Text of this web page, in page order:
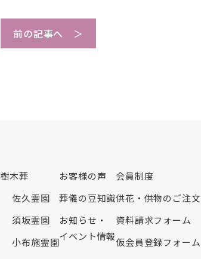
前の記事へ ＞
2024年5月
2024年4月
2024年2月
樹木葬
佐久霊園
須坂霊園
小布施霊園
お客様の声
葬儀の豆知識
お知らせ・
イベント情報
会員制度
供花・供物のご注文
資料請求フォーム
仮会員登録フォーム